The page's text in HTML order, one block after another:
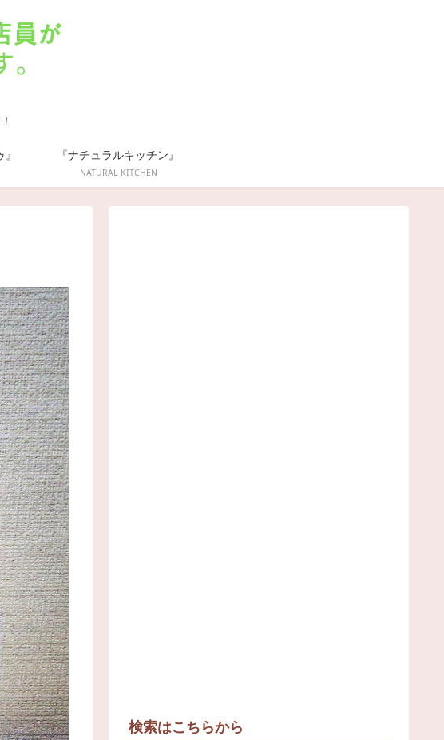
『ナチュラルキッチン』
NATURAL KITCHEN
検索はこちらから